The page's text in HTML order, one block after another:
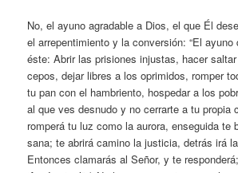
No, el ayuno agradable a Dios, el que Él
el arrepentimiento y la conversión: “El ayuno
éste: Abrir las prisiones injustas, hacer
cepos, dejar libres a los oprimidos, romper
tu pan con el hambriento, hospedar a los
al que ves desnudo y no cerrarte a tu propia
romperá tu luz como la aurora, enseguida te
sana; te abrirá camino la justicia, detrás irá
Entonces clamarás al Señor, y te